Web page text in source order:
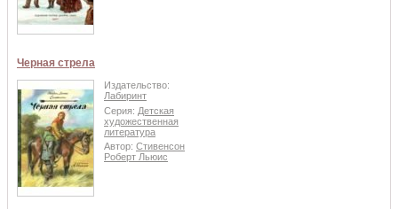
Черная стрела
Издательство:
Лабиринт
Серия: Детская
художественная
литература
Автор: Стивенсон
Роберт Льюис